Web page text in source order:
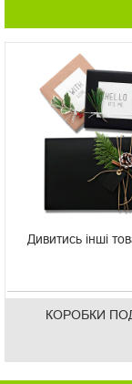
Дивитись інші
КОРОБКИ